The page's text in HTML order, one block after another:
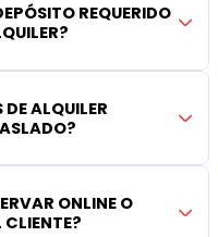
REQUERIDO
ALQUILER
ONLINE O